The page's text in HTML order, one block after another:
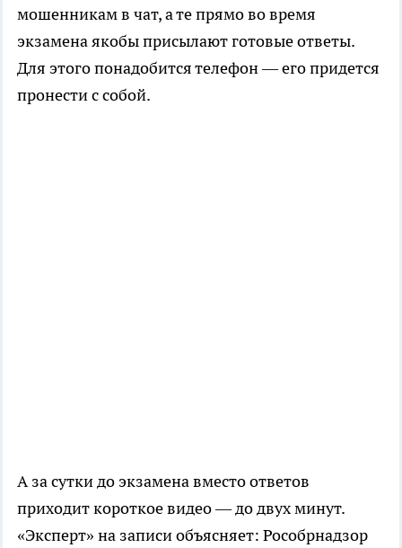
мошенникам в чат, а те прямо во время
экзамена якобы присылают готовые ответы.
Для этого понадобится телефон — его придется
пронести с собой.
А за сутки до экзамена вместо ответов
приходит короткое видео — до двух минут.
«Эксперт» на записи объясняет: Рособрнадзор